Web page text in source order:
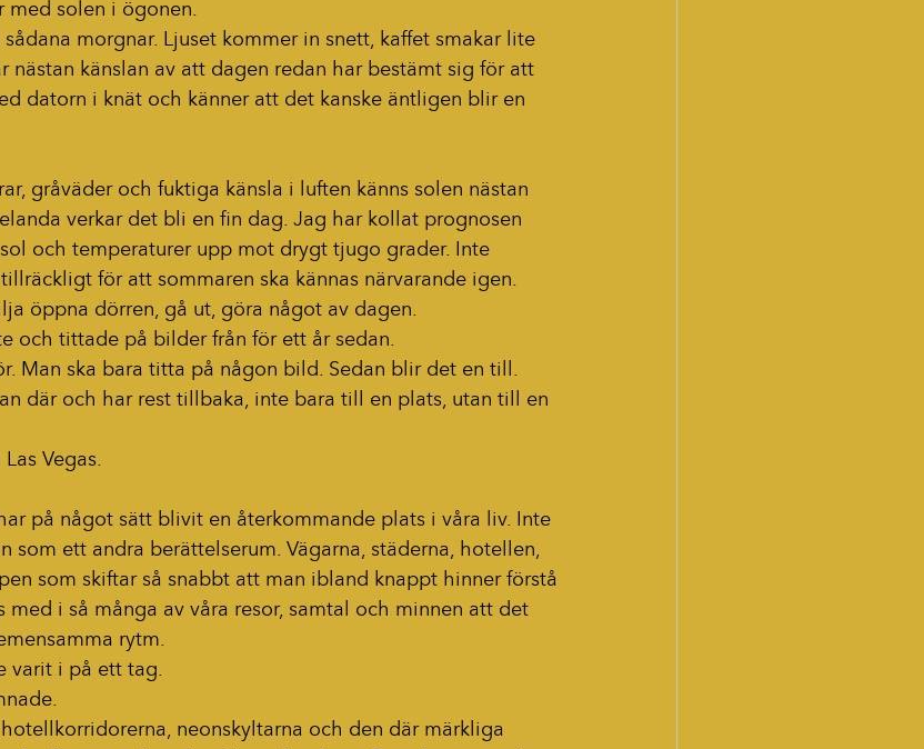
med solen i ögonen.
morgnar. Ljuset kommer in snett, kaffet smakar lite
nästan känslan av att dagen redan har bestämt sig för att
datorn i knät och känner att det kanske äntligen blir en
gråväder och fuktiga känsla i luften känns solen nästan
verkar det bli en fin dag. Jag har kollat prognosen
och temperaturer upp mot drygt tjugo grader. Inte
för att sommaren ska kännas närvarande igen.
öppna dörren, gå ut, göra något av dagen.
och tittade på bilder från för ett år sedan.
Man ska bara titta på någon bild. Sedan blir det en till.
där och har rest tillbaka, inte bara till en plats, utan till en
Vegas.
på något sätt blivit en återkommande plats i våra liv. Inte
som ett andra berättelserum. Vägarna, städerna, hotellen,
som skiftar så snabbt att man ibland knappt hinner förstå
med i så många av våra resor, samtal och minnen att det
rytm.
varit i på ett tag.
neonskyltarna och den där märkliga